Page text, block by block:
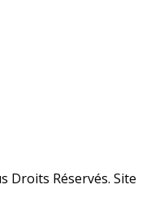
Droits Réservés. Site